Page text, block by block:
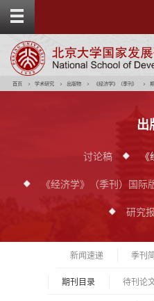
t
首页 学术研究 出版物 《经济学》（季刊）
出
讨论稿
《经济学》（季刊）国际
研究
新闻速递 季刊
期刊目录 待刊论